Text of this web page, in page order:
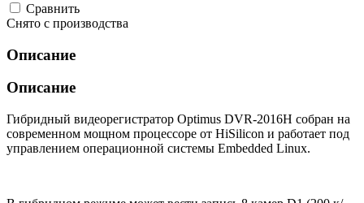
Cравнить
Снято с производства
Описание
Описание
Гибридный видеорегистратор Optimus DVR-2016H собран на
современном мощном процессоре от HiSilicon и работает под
управлением операционной системы Embedded Linux.